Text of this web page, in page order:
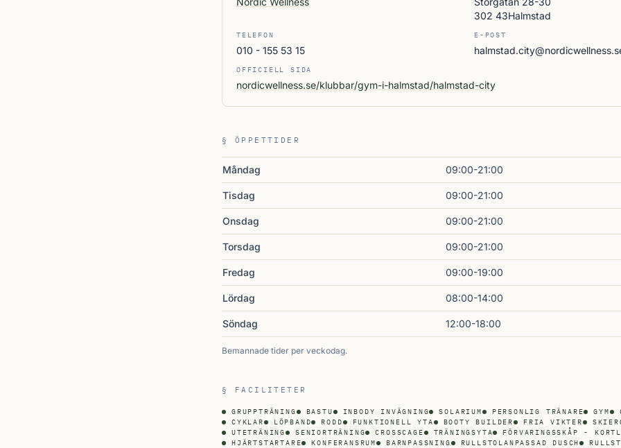
302 43Halmstad
TELEFON
010 - 155 53 15
E-POST
OFFICIELL SIDA
nordicwellness.se/klubbar/gym-i-halmstad/halmstad-city
§ ÖPPETTIDER
Måndag 09:00-21:00
Tisdag 09:00-21:00
Onsdag 09:00-21:00
Torsdag 09:00-21:00
Fredag 09:00-19:00
Lördag 08:00-14:00
Söndag 12:00-18:00
Bemannade tider per veckodag.
§ FACILITETER
GRUPPTRÄNING BASTU INBODY INVÄGNING SOLARIUM PERSONLIG TRÄNARE GYM
CYKLAR
LÖPBAND RODD FUNKTIONELL YTA BOOTY BUILDER FRIA VIKTER
UTETRÄNING
SENIORTRÄNING CROSSCAGE TRÄNINGSYTA
FÖRVARINGSSKÅP -
HJÄRTSTARTARE
KONFERANSRUM BARNPASSNING RULLSTOLANPASSAD DUSCH